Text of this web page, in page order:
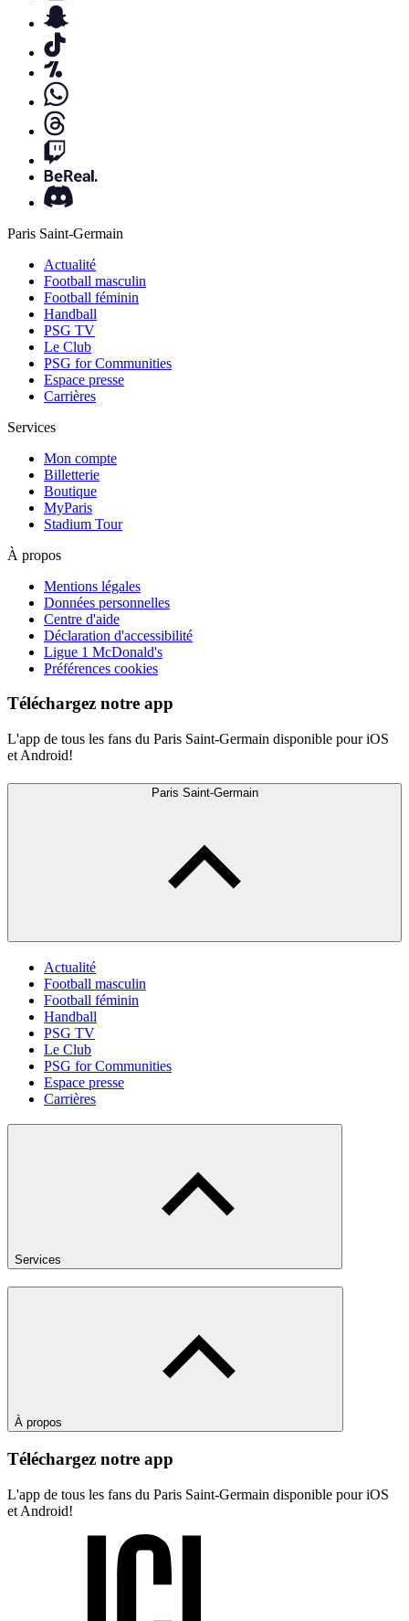
Paris Saint-Germain
Actualité
Football masculin
Football féminin
Handball
PSG TV
Le Club
PSG for Communities
Espace presse
Carrières
Services
Mon compte
Billetterie
Boutique
MyParis
Stadium Tour
À propos
Mentions légales
Données personnelles
Centre d'aide
Déclaration d'accessibilité
Ligue 1 McDonald's
Préférences cookies
Téléchargez notre app
L'app de tous les fans du Paris Saint-Germain disponible pour iOS
et Android!
Paris Saint-Germain
Actualité
Football masculin
Football féminin
Handball
PSG TV
Le Club
PSG for Communities
Espace presse
Carrières
Services
À propos
Téléchargez notre app
L'app de tous les fans du Paris Saint-Germain disponible pour iOS
et Android!